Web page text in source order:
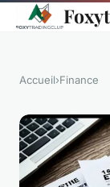
Accueil›Finance